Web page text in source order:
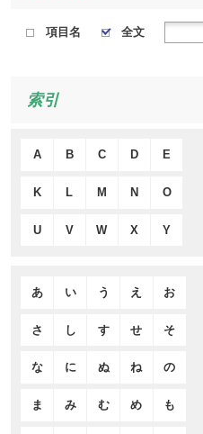
項目名 全文
索引
A B C D E
K L M N O
U V W X Y
あ い う え お
さ し す せ そ
な に ぬ ね の
ま み む め も